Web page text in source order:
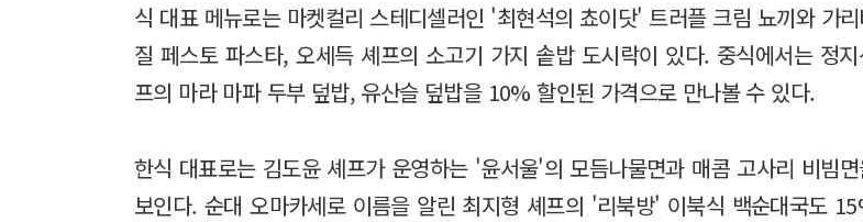
식 대표 메뉴로는 마켓컬리 스테디셀러인 '최현석의 쵸이닷' 트러플 크림 뇨끼와 가
질 페스토 파스타, 오세득 셰프의 소고기 가지 솥밥 도시락이 있다. 중식에서는 정
프의 마라 마파 두부 덮밥, 유산슬 덮밥을 10% 할인된 가격으로 만나볼 수 있다.
한식 대표로는 김도윤 셰프가 운영하는 '윤서울'의 모듬나물면과 매콤 고사리 비빔
보인다. 순대 오마카세로 이름을 알린 최지형 셰프의 '리북방' 이북식 백순대국도